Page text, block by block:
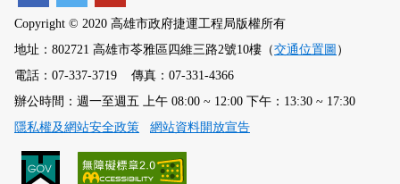
Copyright © 2020 高雄市政府捷運工程局版權所有
地址：802721 高雄市苓雅區四維三路2號10樓（交通位置圖 ）
電話：07-337-3719 傳真：07-331-4366
辦公時間：週一至週五 上午 08:00 ~ 12:00 下午：13:30 ~ 17:30
隱私權及網站安全政策
網站資料開放宣告